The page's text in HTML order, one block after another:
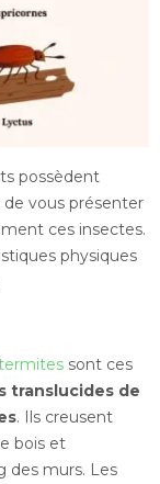
possèdent
de vous présenter
ces insectes.
physiques
sont ces
translucides de
. Ils creusent
bois et
des murs. Les